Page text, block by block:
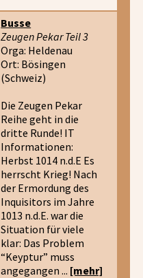
Busse
Zeugen Pekar Teil 3
Orga: Heldenau
Ort: Bösingen
(Schweiz)
Die Zeugen Pekar
Reihe geht in die
dritte Runde! IT
Informationen:
Herbst 1014 n.d.E Es
herrscht Krieg! Nach
der Ermordung des
Inquisitors im Jahre
1013 n.d.E. war die
Situation für viele
klar: Das Problem
“Keyptur” muss
angegangen ... [mehr]